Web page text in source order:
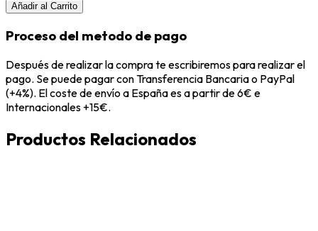
Añadir al Carrito
Proceso del metodo de pago
Después de realizar la compra te escribiremos para realizar el
pago. Se puede pagar con Transferencia Bancaria o PayPal
(+4%). El coste de envío a España es a partir de 6€ e
Internacionales +15€.
Productos Relacionados